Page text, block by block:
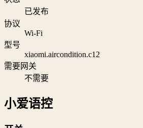
已发布
协议
Wi‑Fi
型号
xiaomi.aircondition.c12
需要网关
不需要
小爱语控